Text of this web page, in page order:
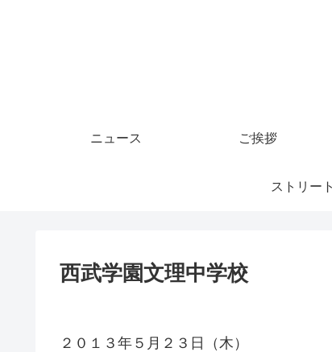
ニュース ご挨拶
ストリー
西武学園文理中学校
２０１３年５月２３日（木）